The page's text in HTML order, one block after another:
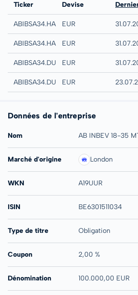
Bourse
Ticker Devise
Hamburg
ABIBSA34.HAMBEUR
Hannover
ABIBSA34.HANBEUR
Quotrix
ABIBSA34.DUSDEUR
Düsseldorf
ABIBSA34.DUSBEUR
Données de l'entreprise
Nom AB INBEV 18-35
Marché d'origine London
WKN A19UUR
ISIN BE6301511034
Type de titre Obligation
Coupon 2,00 %
Dénomination 100.000,00 EUR